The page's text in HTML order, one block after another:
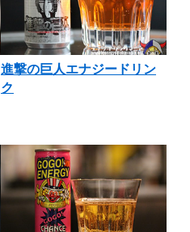
進撃の巨人エナジードリン
ク